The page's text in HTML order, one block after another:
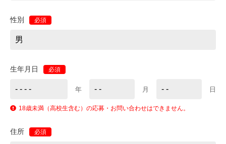
性別 必須
生年月日 必須
年 月 日
18歳未満（高校生含む）の応募・お問い合わせはできません。
住所 必須